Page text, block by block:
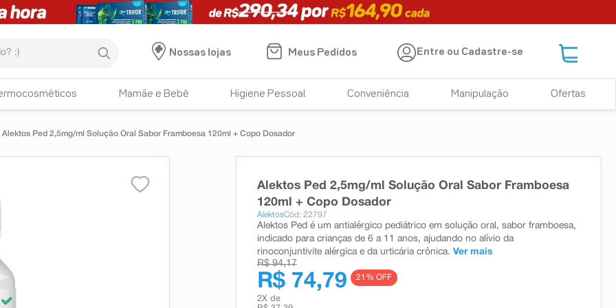
Nossas lojas
Meus Pedidos Entre ou Cadastre-se
Mamãe e Bebê Higiene Pessoal Conveniência Manipulação Ofertas
Alektos Ped 2,5mg/ml Solução Oral Sabor Framboesa 120ml + Copo Dosador
Alektos Ped 2,5mg/ml Solução Oral Sabor Framboesa
120ml + Copo Dosador
AlektosCód: 22797
Alektos Ped é um antialérgico pediátrico em solução oral, sabor framboesa,
indicado para crianças de 6 a 11 anos, ajudando no alívio da
rinoconjuntivite alérgica e da urticária crônica. Ver mais
R$ 94,17
R$ 74,79 21 % OFF
2X de